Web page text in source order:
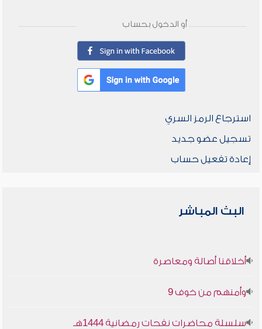
أو الدخول بحساب
استرجاع الرمز السري
تسجيل عضو جديد
إعادة تفعيل حساب
البث المباشر
أخلاقنا أصالة ومعاصرة
وأمنهم من خوف 9
سلسلة محاضرات نفحات رمضانية 1444هـ